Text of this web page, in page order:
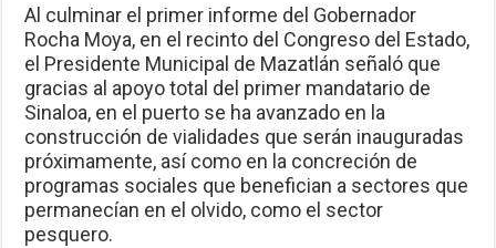
Al culminar el primer informe del Gobernador
Rocha Moya, en el recinto del Congreso del Estado,
el Presidente Municipal de Mazatlán señaló que
gracias al apoyo total del primer mandatario de
Sinaloa, en el puerto se ha avanzado en la
construcción de vialidades que serán inauguradas
próximamente, así como en la concreción de
programas sociales que benefician a sectores que
permanecían en el olvido, como el sector
pesquero.